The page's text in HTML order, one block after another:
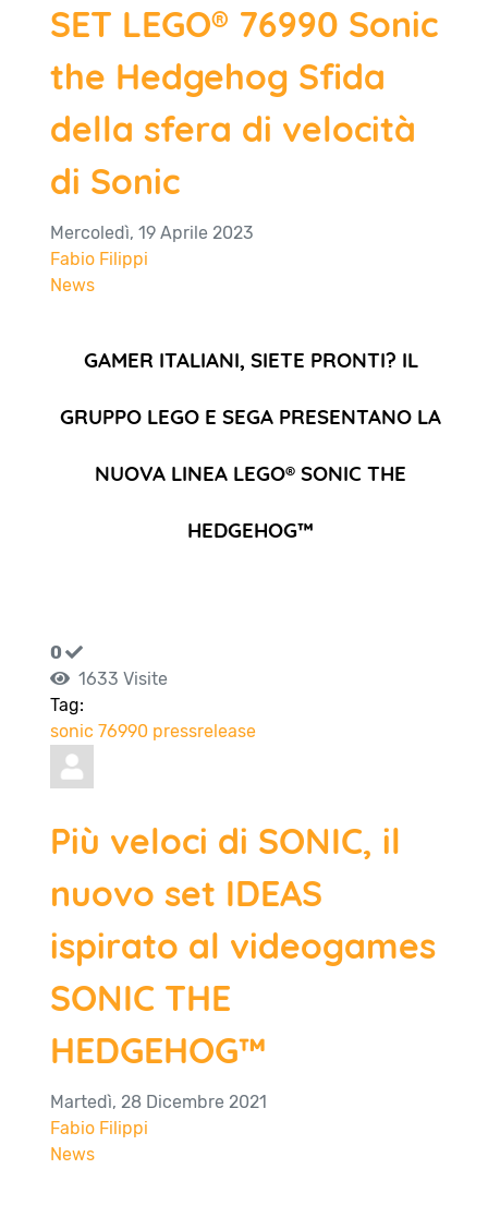
SET LEGO® 76990 Sonic
the Hedgehog Sfida
della sfera di velocità
di Sonic
Mercoledì, 19 Aprile 2023
Fabio Filippi
News
GAMER ITALIANI, SIETE PRONTI? IL
GRUPPO LEGO E SEGA PRESENTANO LA
NUOVA LINEA LEGO® SONIC THE
HEDGEHOG™
0
1633 Visite
Tag:
sonic 76990 pressrelease
Più veloci di SONIC, il
nuovo set IDEAS
ispirato al videogames
SONIC THE
HEDGEHOG™
Martedì, 28 Dicembre 2021
Fabio Filippi
News